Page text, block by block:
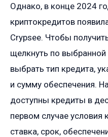
Однако, в конце 2024
криптокредитов
Сrypsee. Чтобы
щелкнуть по выбранной
выбрать тип кредита,
и сумму обеспечения.
доступны кредиты в
первом случае условия
ставка, срок,